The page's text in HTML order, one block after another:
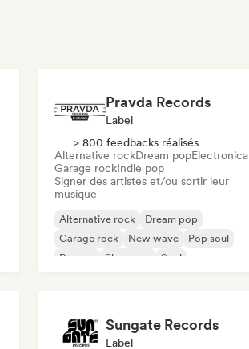
Pravda Records
Label
> 800 feedbacks réalisés
Alternative rockDream popElectronica
Garage rockIndie pop
Signer des artistes et/ou sortir leur
musique
Alternative rock
Dream pop
Garage rock
New wave
Pop soul
Reggae
Shoegaze Soul
Sungate Records
Label